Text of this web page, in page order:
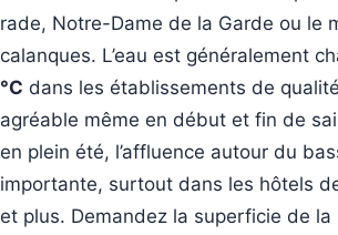
rade, Notre-Dame de la Garde ou le
calanques. L’eau est généralement
°C dans les établissements de
agréable même en début et fin de
en plein été, l’affluence autour du
importante, surtout dans les hôtels
et plus. Demandez la superficie de la